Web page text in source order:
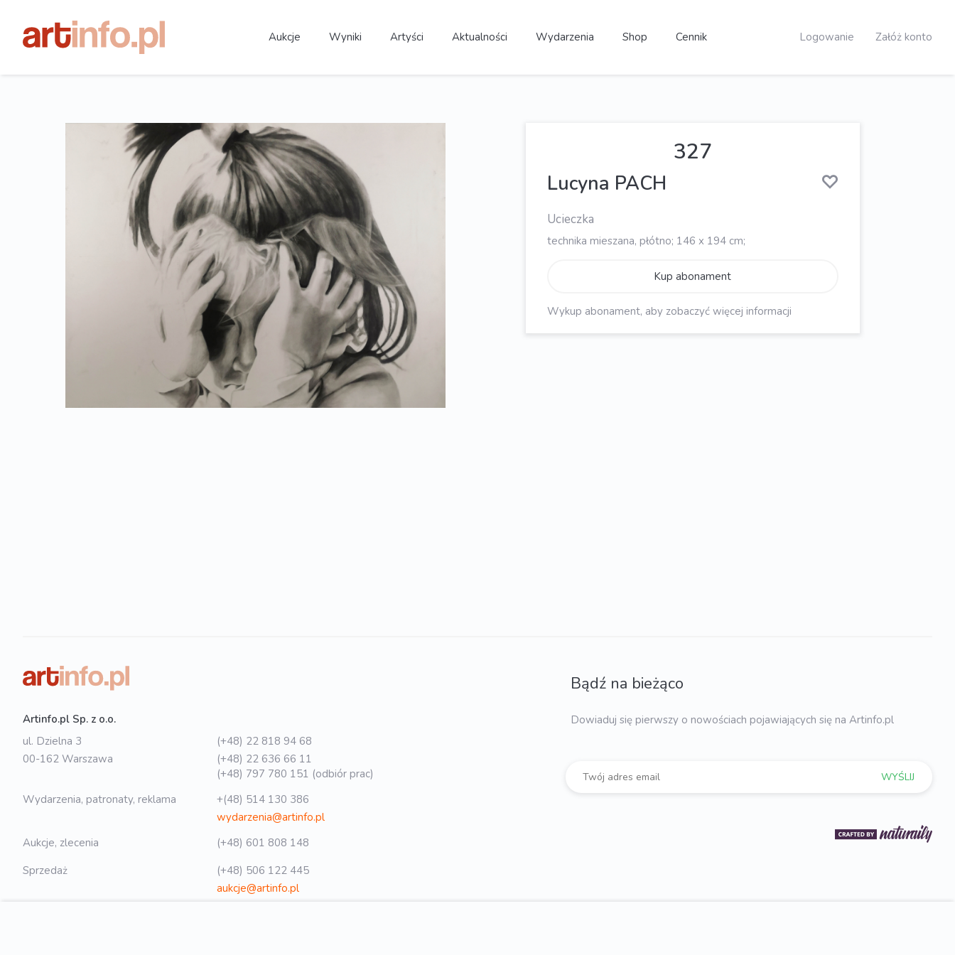
Aukcje Wyniki Artyści Aktualności Wydarzenia Shop Cennik Logowanie Załóż konto
327
Lucyna PACH
Ucieczka
technika mieszana, płótno; 146 x 194 cm;
Kup abonament
Wykup abonament, aby zobaczyć więcej informacji
Artinfo.pl Sp. z o.o.
ul. Dzielna 3
00-162 Warszawa
(+48) 22 818 94 68
(+48) 22 636 66 11
(+48) 797 780 151 (odbiór prac)
Wydarzenia, patronaty, reklama
+(48) 514 130 386
wydarzenia@artinfo.pl
Aukcje, zlecenia
(+48) 601 808 148
Sprzedaż
(+48) 506 122 445
aukcje@artinfo.pl
Bądź na bieżąco
Dowiaduj się pierwszy o nowościach pojawiających się na Artinfo.pl
WYŚLIJ